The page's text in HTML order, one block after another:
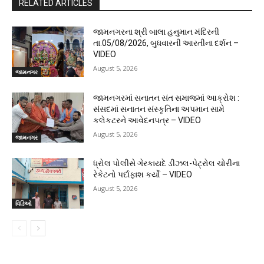
RELATED ARTICLES
જામનગર
જામનગરના શ્રી બાલા હનુમાન મંદિરની
તા.05/08/2026, બુધવારની આરતીના દર્શન –
VIDEO
August 5, 2026
જામનગર
જામનગરમાં સનાતન સંત સમાજમાં આક્રોશ :
સંસદમાં સનાતન સંસ્કૃતિના અપમાન સામે
કલેકટરને આવેદનપત્ર – VIDEO
August 5, 2026
વિડિઓ
ધ્રોલ પોલીસે ગેરકાયદે ડીઝલ-પેટ્રોલ ચોરીના
રેકેટનો પર્દાફાશ કર્યો – VIDEO
August 5, 2026